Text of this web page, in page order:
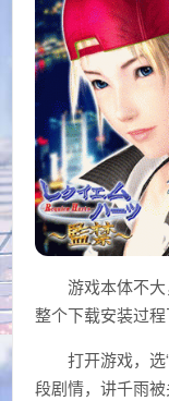
游戏本体不大
整个下载安装过程
打开游戏，
段剧情，讲千雨